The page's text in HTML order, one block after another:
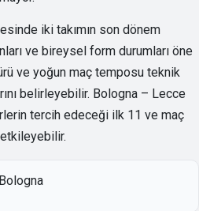
iki takımın son dönem
ve bireysel form durumları öne
ve yoğun maç temposu teknik
belirleyebilir. Bologna – Lecce
tercih edeceği ilk 11 ve maç
Bologna